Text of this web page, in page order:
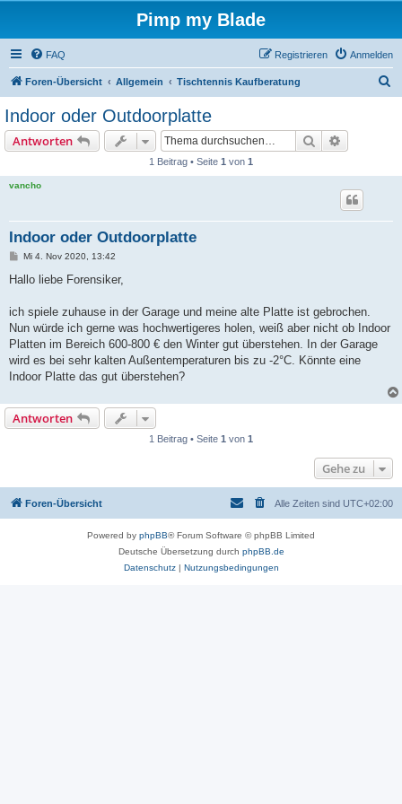
Pimp my Blade
FAQ Anmelden
Registrieren
Foren-Übersicht Allgemein Tischtennis Kaufberatung
Indoor oder Outdoorplatte
Antworten Suche
1 Beitrag • Seite 1 von 1
vancho
Indoor oder Outdoorplatte
B
i
a
Mi 4. Nov 2020, 13:42
Hallo liebe Forensiker,
ich spiele zuhause in der Garage und meine alte Platte ist gebrochen.
Nun würde ich gerne was hochwertigeres holen, weiß aber nicht ob Indoor
Platten im Bereich 600-800 € den Winter gut überstehen. In der Garage
wird es bei sehr kalten Außentemperaturen bis zu -2°C. Könnte eine
Indoor Platte das gut überstehen?
Antworten
1 Beitrag • Seite 1 von 1
Gehe zu
Foren-Übersicht Alle Zeiten sind UTC+02:00
Powered by phpBB® Forum Software © phpBB Limited
Deutsche Übersetzung durch phpBB.de
Datenschutz| Nutzungsbedingungen